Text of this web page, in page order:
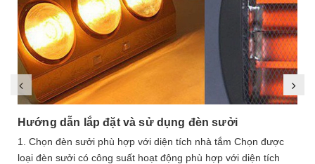
Hướng dẫn lắp đặt và sử dụng đèn sưởi
1. Chọn đèn sưởi phù hợp với diện tích nhà tắm Chọn được
loại đèn sưởi có công suất hoạt động phù hợp với diện tích